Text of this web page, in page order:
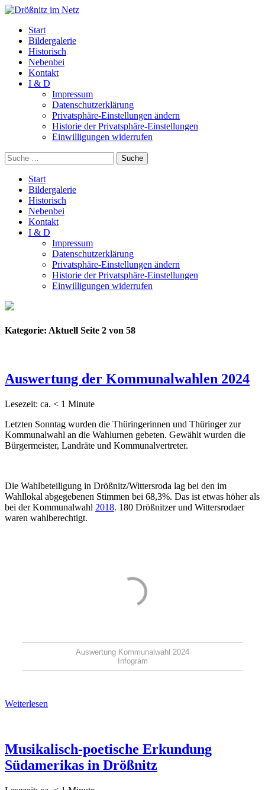
Start
Bildergalerie
Historisch
Nebenbei
Kontakt
I & D
Impressum
Datenschutzerklärung
Privatsphäre-Einstellungen ändern
Historie der Privatsphäre-Einstellungen
Einwilligungen widerrufen
Suche
Start
Bildergalerie
Historisch
Nebenbei
Kontakt
I & D
Impressum
Datenschutzerklärung
Privatsphäre-Einstellungen ändern
Historie der Privatsphäre-Einstellungen
Einwilligungen widerrufen
Kategorie: Aktuell Seite 2 von 58
Auswertung der Kommunalwahlen 2024
Lesezeit: ca. < 1 Minute
Letzten Sonntag wurden die Thüringerinnen und Thüringer zur
Kommunalwahl an die Wahlurnen gebeten. Gewählt wurden die
Bürgermeister, Landräte und Kommunalvertreter.
Die Wahlbeteiligung in Drößnitz/Wittersroda lag bei den im
Wahllokal abgegebenen Stimmen bei 68,3%. Das ist etwas höher als
bei der Kommunalwahl 2018. 180 Drößnitzer und Wittersrodaer
waren wahlberechtigt.
Auswertung Kommunalwahl 2024
Infogram
Weiterlesen
Musikalisch-poetische Erkundung
Südamerikas in Drößnitz